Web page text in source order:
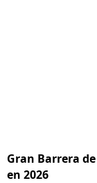
Gran Barrera
en 2026